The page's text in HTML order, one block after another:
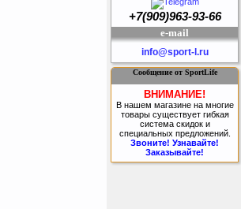
+7(909)963-93-66
e-mail
info@sport-l.ru
Сообщение от SportLife
ВНИМАНИЕ!
В нашем магазине на многие
товары существует гибкая
система скидок и
специальных предложений.
Звоните! Узнавайте!
Заказывайте!